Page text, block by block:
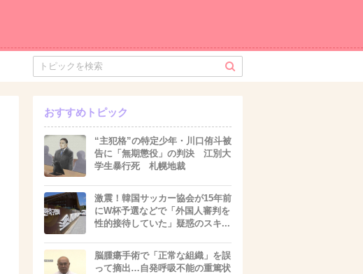
おすすめトピック
“主犯格”の特定少年・川口侑斗被
告に「無期懲役」の判決 江別大
学生暴行死 札幌地裁
激震！韓国サッカー協会が15年前
にW杯予選などで「外国人審判を
性的接待していた」疑惑のスキ...
脳腫瘍手術で「正常な組織」を誤
って摘出…自発呼吸不能の重篤状